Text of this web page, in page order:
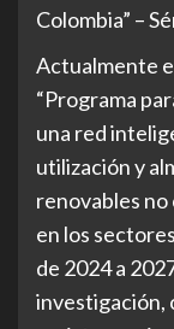
Colombia” –
Actualmente
“Programa
una red
utilización y
renovables
en los
de 2024 a
investigación,